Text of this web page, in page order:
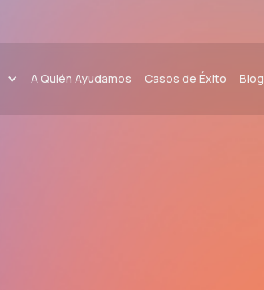
A Quién Ayudamos Casos de Éxito Blog